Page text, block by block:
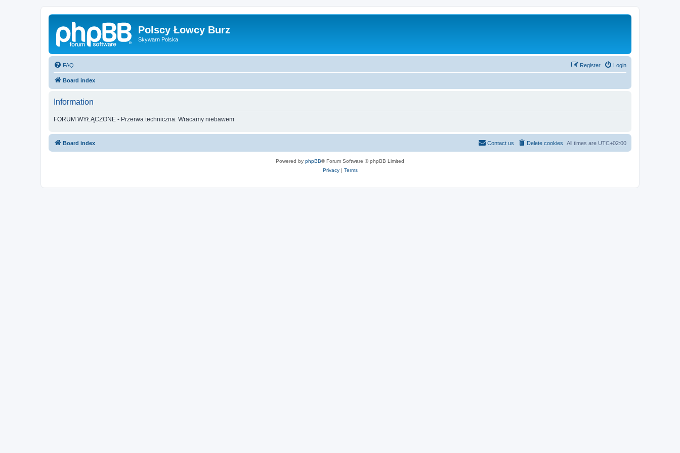
Polscy Łowcy Burz
Skywarn Polska
FAQ Login
Register
Board index
Information
FORUM WYŁĄCZONE - Przerwa techniczna. Wracamy niebawem
Board index All times are UTC+02:00
Delete cookies
Contact us
Powered by phpBB® Forum Software © phpBB Limited
Privacy| Terms